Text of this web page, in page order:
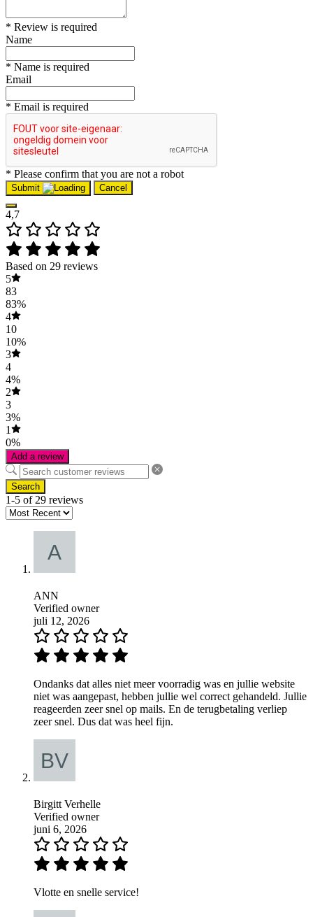
* Review is required
Name
* Name is required
Email
* Email is required
* Please confirm that you are not a robot
Submit Cancel
4,7
Based on 29 reviews
5
83
83%
4
10
10%
3
4
4%
2
3
3%
1
0%
Add a review
Search
1-5 of 29 reviews
ANN
Verified owner
juli 12, 2026
Ondanks dat alles niet meer voorradig was en jullie website
niet was aangepast, hebben jullie wel correct gehandeld. Jullie
reageerden zeer snel op mails. En de terugbetaling verliep
zeer snel. Dus dat was heel fijn.
Birgitt Verhelle
Verified owner
juni 6, 2026
Vlotte en snelle service!